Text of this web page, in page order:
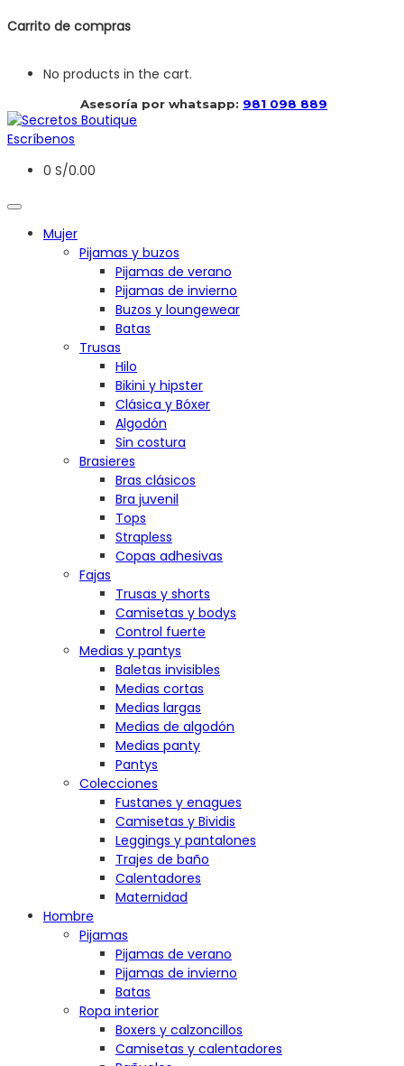
Carrito de compras
No products in the cart.
Asesoría por whatsapp: 981 098 889
Escríbenos
0 S/0.00
Mujer
Pijamas y buzos
Pijamas de verano
Pijamas de invierno
Buzos y loungewear
Batas
Trusas
Hilo
Bikini y hipster
Clásica y Bóxer
Algodón
Sin costura
Brasieres
Bras clásicos
Bra juvenil
Tops
Strapless
Copas adhesivas
Fajas
Trusas y shorts
Camisetas y bodys
Control fuerte
Medias y pantys
Baletas invisibles
Medias cortas
Medias largas
Medias de algodón
Medias panty
Pantys
Colecciones
Fustanes y enagues
Camisetas y Bividis
Leggings y pantalones
Trajes de baño
Calentadores
Maternidad
Hombre
Pijamas
Pijamas de verano
Pijamas de invierno
Batas
Ropa interior
Boxers y calzoncillos
Camisetas y calentadores